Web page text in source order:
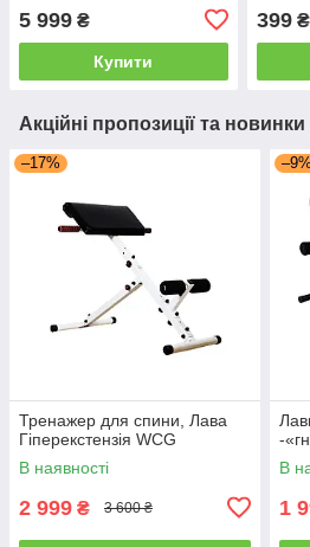
5 999 ₴
Купити
399₴
Акційні пропозиції та новинки
–17%
Тренажер для спини, Лава
Гіперекстензія WCG
В наявності
2 999 ₴ 3 600 ₴
–9%
-
В
1